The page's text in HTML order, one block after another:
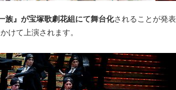
族』が宝塚歌劇花組にて舞台化されることが発表
けて上演されます。